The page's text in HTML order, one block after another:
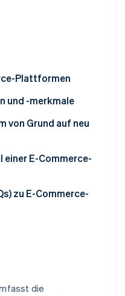
Lösungen für die
Plattformen
und -merkmale
von Grund auf neu
einer E-Commerce-
zu E-Commerce-
einem E-
einer E-
die